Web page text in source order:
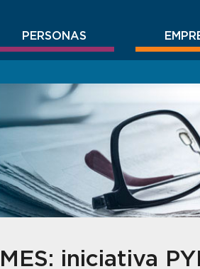
PERSONAS
iniciativa